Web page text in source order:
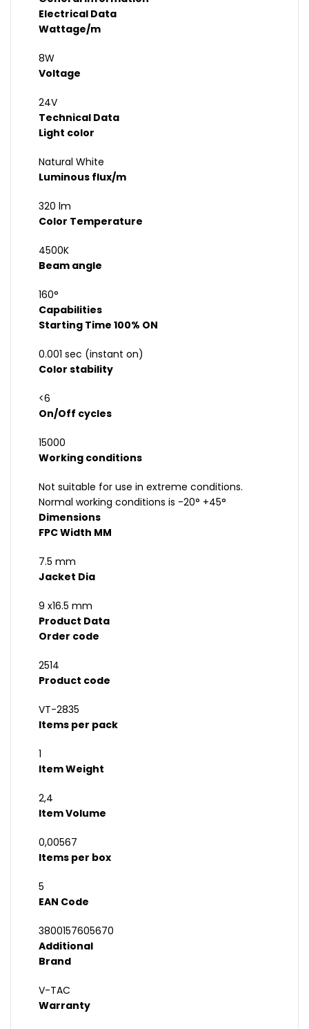
Electrical Data
Wattage/m
8W
Voltage
24V
Technical Data
Light color
Natural White
Luminous flux/m
320 lm
Color Temperature
4500K
Beam angle
160°
Capabilities
Starting Time 100% ON
0.001 sec (instant on)
Color stability
<6
On/Off cycles
15000
Working conditions
Not suitable for use in extreme conditions.
Normal working conditions is -20° +45°
Dimensions
FPC Width MM
7.5 mm
Jacket Dia
9 x16.5 mm
Product Data
Order code
2514
Product code
VT-2835
Items per pack
1
Item Weight
2,4
Item Volume
0,00567
Items per box
5
EAN Code
3800157605670
Additional
Brand
V-TAC
Warranty